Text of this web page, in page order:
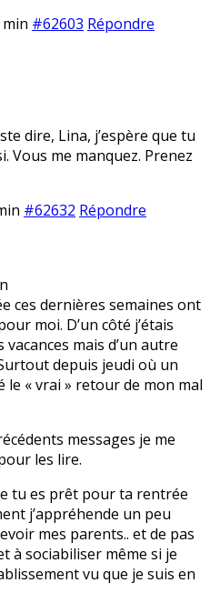
#62603 Répondre
dire, Lina, j’espère que tu
Vous me manquez. Prenez
#62632 Répondre
ces dernières semaines ont
moi. D’un côté j’étais
mais d’un autre
depuis jeudi où un
le « vrai » retour de mon mal
messages je me
les lire.
tu es prêt pour ta rentrée
j’appréhende un peu
mes parents.. et de pas
à sociabiliser même si je
vu que je suis en